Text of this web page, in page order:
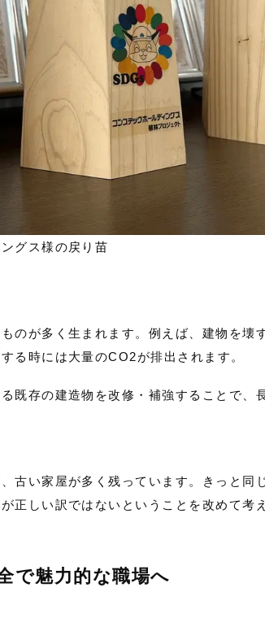
グス様の戻り苗
のが多く生まれます。例えば、建物を壊
る時には大量のCO2が排出されます。
既存の建造物を改修・補強することで、
古い家屋が多く残っています。きっと同
正しい訳ではないということを改めて考
で魅力的な職場へ